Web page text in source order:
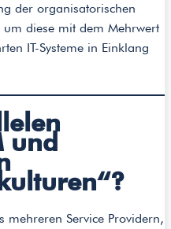
der organisatorischen
um diese mit dem Mehrwert
IT-Systeme in Einklang
und
mehreren Service Providern,